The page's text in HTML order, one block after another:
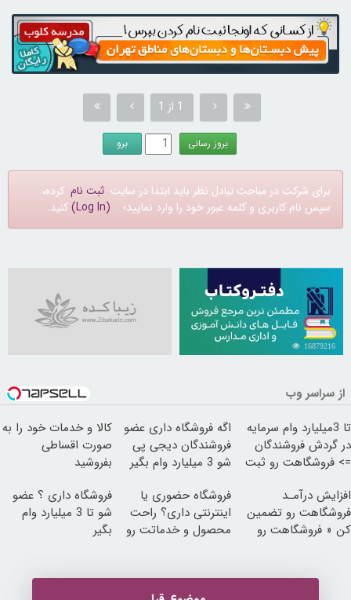
1 از 1
برای شرکت در مباحث تبادل نظر باید ابتدا در سایت ثبت نام کرده،
سپس نام کاربری و کلمه عبور خود را وارد نمایید؛ (Log In) کنید.
16879216
از سراسر وب
تا 3میلیارد وام سرمایه
در گردش فروشندگان
=> فروشگاهت رو ثبت
اگه فروشگاه داری عضو
فروشندگان دیجی پی
شو 3 میلیارد وام بگیر
کالا و خدمات خود را به
صورت اقساطی
بفروشید
افزایش درآمـد
فروشگاهت رو تضمین
کن « فروشگاهت رو
فروشگاه حضوری یا
اینترنتی داری؟ راحت
محصول و خدماتت رو
فروشگاه داری ؟ عضو
شو تا 3 میلیارد وام
بگیر